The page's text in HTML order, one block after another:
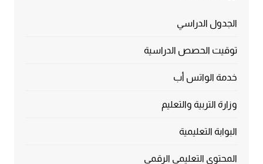
الجدول الدراسي
توقيت الحصص الدراسية
خدمة الواتس أب
وزارة التربية والتعليم
البوابة التعليمية
المحتوى التعليمي الرقمي